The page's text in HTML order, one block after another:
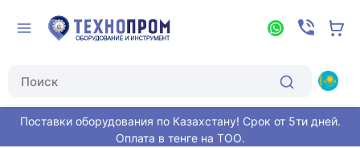
Поставки оборудования по Казахстану! Срок от 5ти дней.
Оплата в тенге на ТОО.